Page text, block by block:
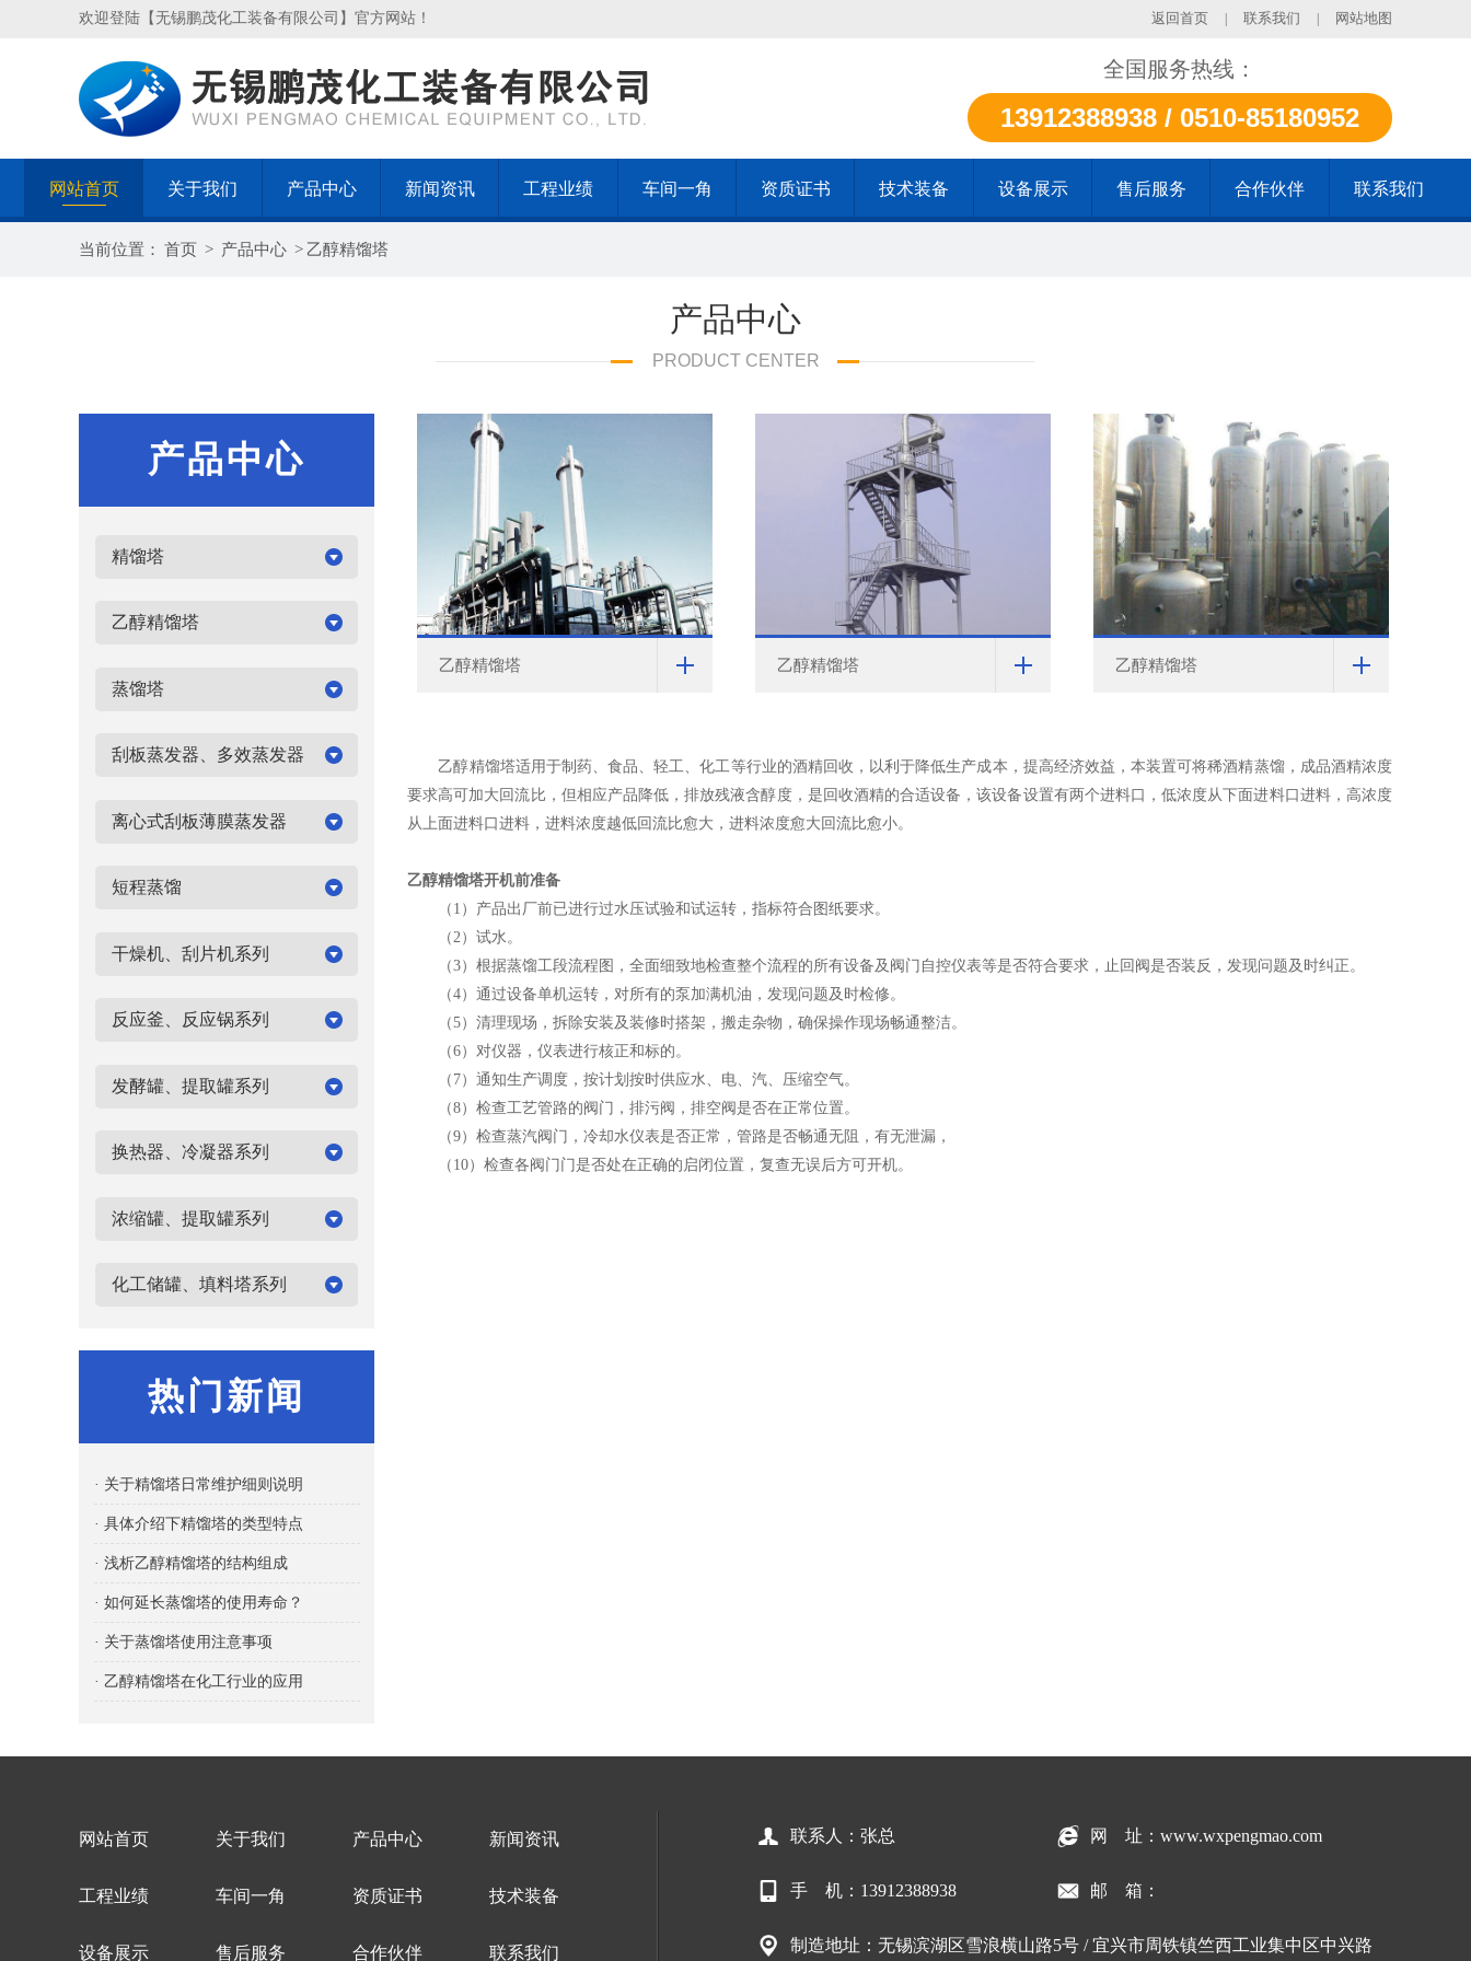
欢迎登陆【无锡鹏茂化工装备有限公司】官方网站！ 返回首页 联系我们 网站地图
全国服务热线：
13912388938 / 0510-85180952
网站首页 关于我们 产品中心 新闻资讯 工程业绩 车间一角 资质证书 技术装备 设备展示 售后服务 合作伙伴 联系我们
当前位置： 首页 > 产品中心 > 乙醇精馏塔
产品中心
PRODUCT CENTER
产品中心
精馏塔
乙醇精馏塔
蒸馏塔
刮板蒸发器、多效蒸发器
离心式刮板薄膜蒸发器
短程蒸馏
干燥机、刮片机系列
反应釜、反应锅系列
发酵罐、提取罐系列
换热器、冷凝器系列
浓缩罐、提取罐系列
化工储罐、填料塔系列
热门新闻
· 关于精馏塔日常维护细则说明
· 具体介绍下精馏塔的类型特点
· 浅析乙醇精馏塔的结构组成
· 如何延长蒸馏塔的使用寿命？
· 关于蒸馏塔使用注意事项
· 乙醇精馏塔在化工行业的应用
乙醇精馏塔 乙醇精馏塔 乙醇精馏塔
乙醇精馏塔适用于制药、食品、轻工、化工等行业的酒精回收，以利于降低生产成本，提高经济效益，本装置可将稀酒精蒸馏，成品酒精浓度
要求高可加大回流比，但相应产品降低，排放残液含醇度，是回收酒精的合适设备，该设备设置有两个进料口，低浓度从下面进料口进料，高浓度
从上面进料口进料，进料浓度越低回流比愈大，进料浓度愈大回流比愈小。
乙醇精馏塔开机前准备
（1）产品出厂前已进行过水压试验和试运转，指标符合图纸要求。
（2）试水。
（3）根据蒸馏工段流程图，全面细致地检查整个流程的所有设备及阀门自控仪表等是否符合要求，止回阀是否装反，发现问题及时纠正。
（4）通过设备单机运转，对所有的泵加满机油，发现问题及时检修。
（5）清理现场，拆除安装及装修时搭架，搬走杂物，确保操作现场畅通整洁。
（6）对仪器，仪表进行核正和标的。
（7）通知生产调度，按计划按时供应水、电、汽、压缩空气。
（8）检查工艺管路的阀门，排污阀，排空阀是否在正常位置。
（9）检查蒸汽阀门，冷却水仪表是否正常，管路是否畅通无阻，有无泄漏，
（10）检查各阀门门是否处在正确的启闭位置，复查无误后方可开机。
网站首页 关于我们 产品中心 新闻资讯
工程业绩 车间一角 资质证书 技术装备
设备展示 售后服务 合作伙伴 联系我们
联系人：张总 网 址：www.wxpengmao.com
手 机：13912388938 邮 箱：
制造地址：无锡滨湖区雪浪横山路5号 / 宜兴市周铁镇竺西工业集中区中兴路